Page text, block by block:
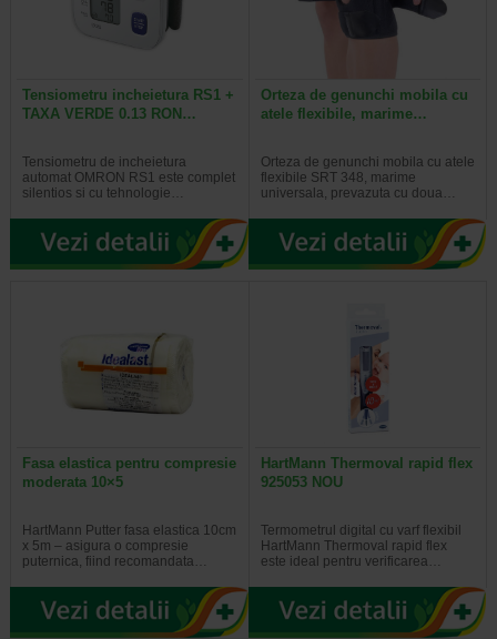
Tensiometru incheietura RS1 +
TAXA VERDE 0.13 RON…
Tensiometru de incheietura
automat OMRON RS1 este complet
silentios si cu tehnologie…
Orteza de genunchi mobila cu
atele flexibile, marime…
Orteza de genunchi mobila cu atele
flexibile SRT 348, marime
universala, prevazuta cu doua…
Fasa elastica pentru compresie
moderata 10×5
HartMann Putter fasa elastica 10cm
x 5m – asigura o compresie
puternica, fiind recomandata…
HartMann Thermoval rapid flex
925053 NOU
Termometrul digital cu varf flexibil
HartMann Thermoval rapid flex
este ideal pentru verificarea…